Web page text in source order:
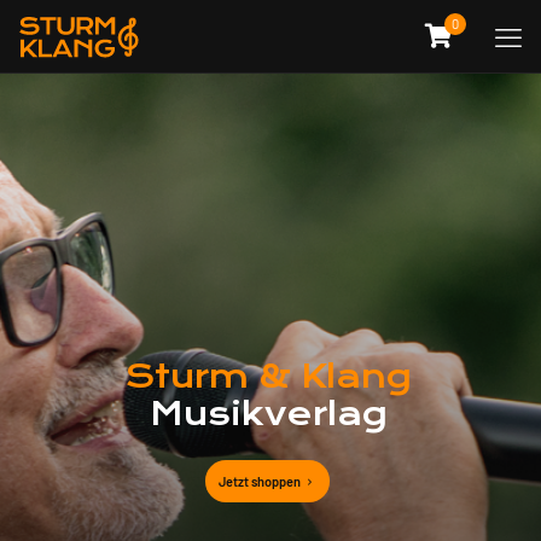
0
Sturm & Klang
Musikverlag
Jetzt shoppen